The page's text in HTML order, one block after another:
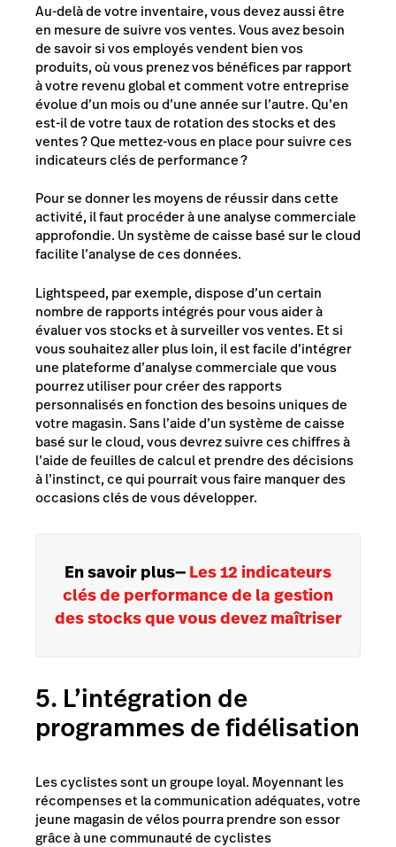
Au-delà de votre inventaire, vous devez aussi être
en mesure de suivre vos ventes. Vous avez besoin
de savoir si vos employés vendent bien vos
produits, où vous prenez vos bénéfices par rapport
à votre revenu global et comment votre entreprise
évolue d’un mois ou d’une année sur l’autre. Qu’en
est-il de votre taux de rotation des stocks et des
ventes ? Que mettez-vous en place pour suivre ces
indicateurs clés de performance ?
Pour se donner les moyens de réussir dans cette
activité, il faut procéder à une analyse commerciale
approfondie. Un système de caisse basé sur le cloud
facilite l’analyse de ces données.
Lightspeed, par exemple, dispose d’un certain
nombre de rapports intégrés pour vous aider à
évaluer vos stocks et à surveiller vos ventes. Et si
vous souhaitez aller plus loin, il est facile d’intégrer
une plateforme d’analyse commerciale que vous
pourrez utiliser pour créer des rapports
personnalisés en fonction des besoins uniques de
votre magasin. Sans l’aide d’un système de caisse
basé sur le cloud, vous devrez suivre ces chiffres à
l’aide de feuilles de calcul et prendre des décisions
à l’instinct, ce qui pourrait vous faire manquer des
occasions clés de vous développer.
En savoir plus— Les 12 indicateurs
clés de performance de la gestion
des stocks que vous devez maîtriser
5. L’intégration de
programmes de fidélisation
Les cyclistes sont un groupe loyal. Moyennant les
récompenses et la communication adéquates, votre
jeune magasin de vélos pourra prendre son essor
grâce à une communauté de cyclistes